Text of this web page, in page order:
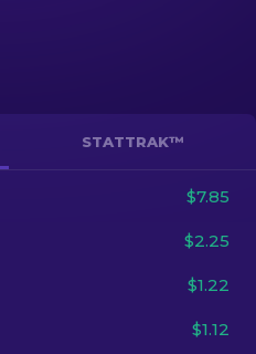
STATTRAK™
$7.85
$2.25
$1.22
$1.12